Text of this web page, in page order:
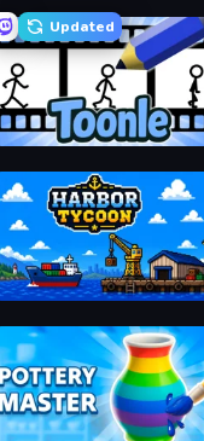
Updated
Toonle
Harbor Tycoon